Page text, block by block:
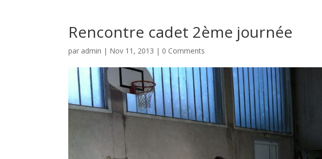
Rencontre cadet 2ème journée
par admin | Nov 11, 2013 | 0 Comments